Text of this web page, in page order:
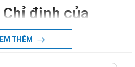
định của
Macleods
THÊM